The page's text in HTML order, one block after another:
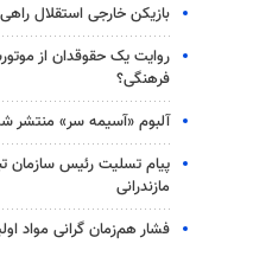
بازیکن خارجی استقلال
روایت یک حقوقدان از
فرهنگی؟
آلبوم «آسیمه سر» منتشر
پیام تسلیت رئیس سازمان
مازندرانی
فشار هم‌زمان گرانی مواد